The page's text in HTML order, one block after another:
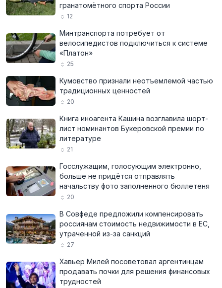
гранатомётного спорта России
12
Минтранспорта потребует от
велосипедистов подключиться к системе
«Платон»
25
Кумовство признали неотъемлемой частью
традиционных ценностей
20
Книга иноагента Кашина возглавила шорт-
лист номинантов Букеровской премии по
литературе
21
Госслужащим, голосующим электронно,
больше не придётся отправлять
начальству фото заполненного бюллетеня
20
В Совфеде предложили компенсировать
россиянам стоимость недвижимости в ЕС,
утраченной из-за санкций
27
Хавьер Милей посоветовал аргентинцам
продавать почки для решения финансовых
трудностей